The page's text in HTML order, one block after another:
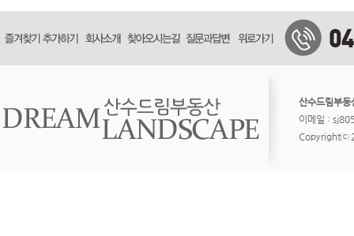
산수드림부
이메일 :
Copyrightⓒ